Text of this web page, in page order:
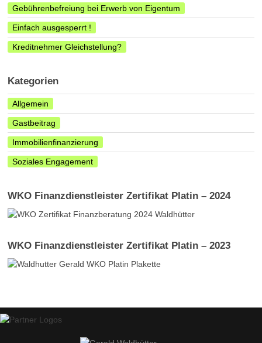
Gebührenbefreiung bei Erwerb von Eigentum
Einfach ausgesperrt !
Kreditnehmer Gleichstellung?
Kategorien
Allgemein
Gastbeitrag
Immobilienfinanzierung
Soziales Engagement
WKO Finanzdienstleister Zertifikat Platin – 2024
WKO Finanzdienstleister Zertifikat Platin – 2023